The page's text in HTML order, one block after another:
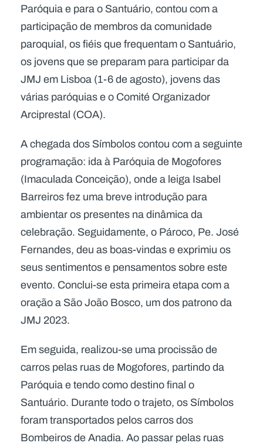
Paróquia e para o Santuário, contou com a
participação de membros da comunidade
paroquial, os fiéis que frequentam o Santuário,
os jovens que se preparam para participar da
JMJ em Lisboa (1-6 de agosto), jovens das
várias paróquias e o Comité Organizador
Arciprestal (COA).
A chegada dos Símbolos contou com a seguinte
programação: ida à Paróquia de Mogofores
(Imaculada Conceição), onde a leiga Isabel
Barreiros fez uma breve introdução para
ambientar os presentes na dinâmica da
celebração. Seguidamente, o Pároco, Pe. José
Fernandes, deu as boas-vindas e exprimiu os
seus sentimentos e pensamentos sobre este
evento. Conclui-se esta primeira etapa com a
oração a São João Bosco, um dos patrono da
JMJ 2023.
Em seguida, realizou-se uma procissão de
carros pelas ruas de Mogofores, partindo da
Paróquia e tendo como destino final o
Santuário. Durante todo o trajeto, os Símbolos
foram transportados pelos carros dos
Bombeiros de Anadia. Ao passar pelas ruas